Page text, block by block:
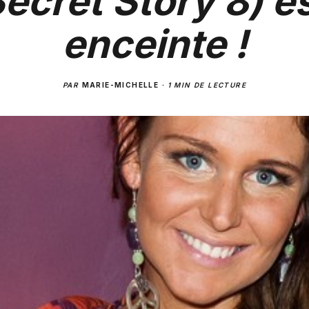
enceinte !
PAR MARIE-MICHELLE · 1 MIN DE LECTURE